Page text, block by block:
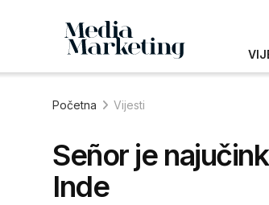
Početna Vijesti
Señor je
Inde